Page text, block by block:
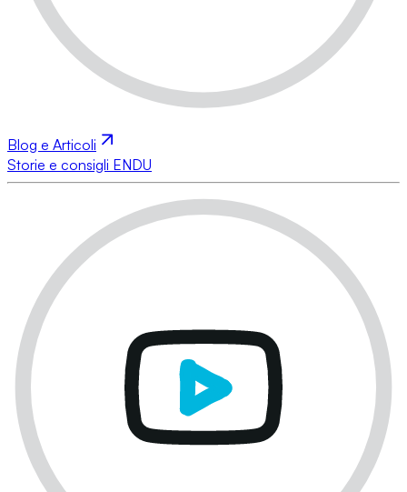
Blog e Articoli
Storie e consigli ENDU